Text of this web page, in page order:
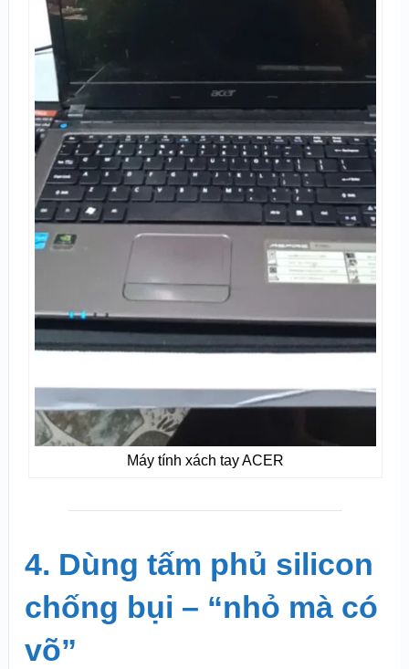
Máy tính xách tay ACER
4. Dùng tấm phủ silicon
chống bụi – “nhỏ mà có
võ”